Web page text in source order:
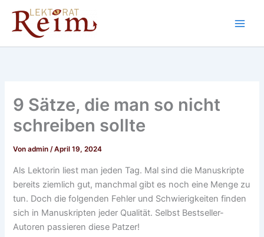
Inhalt
springen
9 Sätze, die man so nicht
schreiben sollte
Vonadmin/April 19, 2024
Als Lektorin liest man jeden Tag. Mal sind die Manuskripte
bereits ziemlich gut, manchmal gibt es noch eine Menge zu
tun. Doch die folgenden Fehler und Schwierigkeiten finden
sich in Manuskripten jeder Qualität. Selbst Bestseller-
Autoren passieren diese Patzer!